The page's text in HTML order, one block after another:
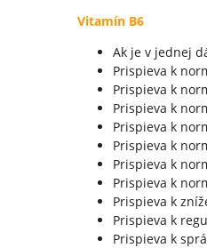
Vitamín B6
Ak je v jednej
Prispieva k
Prispieva k
Prispieva k
Prispieva k
Prispieva k
Prispieva k
Prispieva k
Prispieva k
Prispieva k
Prispieva k